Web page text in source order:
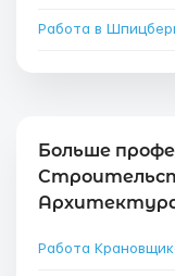
Работа в
Больше
Работа